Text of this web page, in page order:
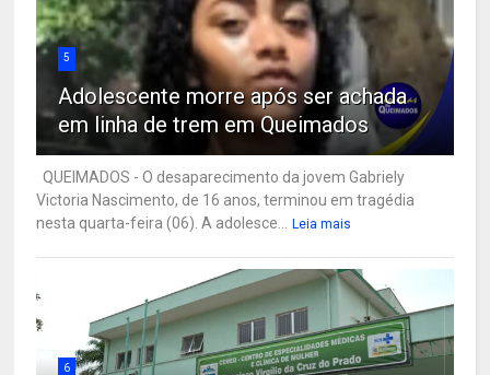
5
Adolescente morre após ser achada
em linha de trem em Queimados
QUEIMADOS - O desaparecimento da jovem Gabriely
Victoria Nascimento, de 16 anos, terminou em tragédia
nesta quarta-feira (06). A adolesce...
Leia mais
6